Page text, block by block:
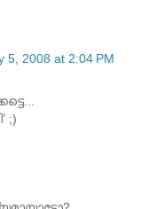
5, 2008 at 2:04 PM
;)